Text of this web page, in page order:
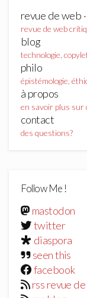
revue de web
revue de web
blog
technologie,
philo
épistémologie,
à propos
en savoir plus sur
contact
des questions?
Follow Me !
mastodon
twitter
diaspora
seen this
facebook
rss revue